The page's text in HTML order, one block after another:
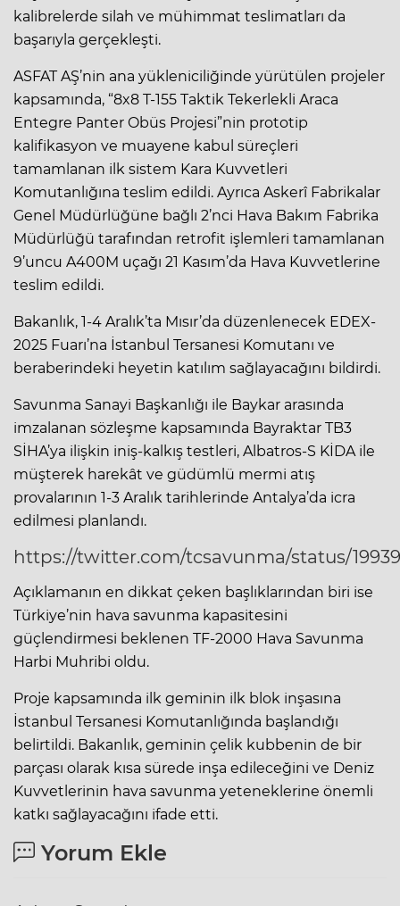
kalibrelerde silah ve mühimmat teslimatları da
başarıyla gerçekleşti.
ASFAT AŞ’nin ana yükleniciliğinde yürütülen projeler
kapsamında, “8x8 T-155 Taktik Tekerlekli Araca
Entegre Panter Obüs Projesi”nin prototip
kalifikasyon ve muayene kabul süreçleri
tamamlanan ilk sistem Kara Kuvvetleri
Komutanlığına teslim edildi. Ayrıca Askerî Fabrikalar
Genel Müdürlüğüne bağlı 2’nci Hava Bakım Fabrika
Müdürlüğü tarafından retrofit işlemleri tamamlanan
9’uncu A400M uçağı 21 Kasım’da Hava Kuvvetlerine
teslim edildi.
Bakanlık, 1-4 Aralık’ta Mısır’da düzenlenecek EDEX-
2025 Fuarı’na İstanbul Tersanesi Komutanı ve
beraberindeki heyetin katılım sağlayacağını bildirdi.
Savunma Sanayi Başkanlığı ile Baykar arasında
imzalanan sözleşme kapsamında Bayraktar TB3
SİHA’ya ilişkin iniş-kalkış testleri, Albatros-S KİDA ile
müşterek harekât ve güdümlü mermi atış
provalarının 1-3 Aralık tarihlerinde Antalya’da icra
edilmesi planlandı.
https://twitter.com/tcsavunma/status/
Açıklamanın en dikkat çeken başlıklarından biri ise
Türkiye’nin hava savunma kapasitesini
güçlendirmesi beklenen TF-2000 Hava Savunma
Harbi Muhribi oldu.
Proje kapsamında ilk geminin ilk blok inşasına
İstanbul Tersanesi Komutanlığında başlandığı
belirtildi. Bakanlık, geminin çelik kubbenin de bir
parçası olarak kısa sürede inşa edileceğini ve Deniz
Kuvvetlerinin hava savunma yeteneklerine önemli
katkı sağlayacağını ifade etti.
Yorum Ekle